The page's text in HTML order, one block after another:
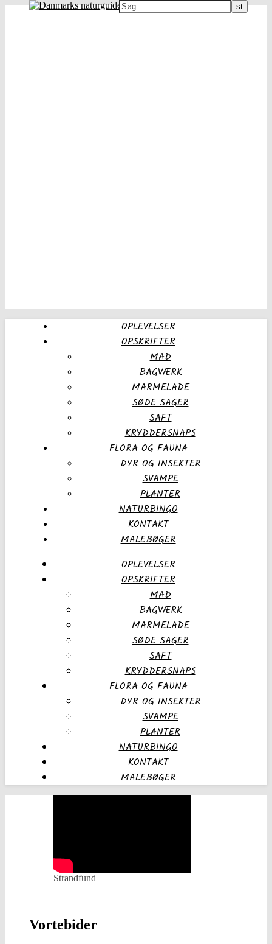
Danmarks naturguide
OPLEVELSER
OPSKRIFTER
MAD
BAGVÆRK
MARMELADE
SØDE SAGER
SAFT
KRYDDERSNAPS
FLORA OG FAUNA
DYR OG INSEKTER
SVAMPE
PLANTER
NATURBINGO
KONTAKT
MALEBØGER
OPLEVELSER
OPSKRIFTER
MAD
BAGVÆRK
MARMELADE
SØDE SAGER
SAFT
KRYDDERSNAPS
FLORA OG FAUNA
DYR OG INSEKTER
SVAMPE
PLANTER
NATURBINGO
KONTAKT
MALEBØGER
Strandfund
Vortebider